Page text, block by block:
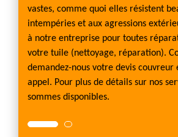
vastes, comme quoi elles résistent
intempéries et aux agressions
à notre entreprise pour toutes
votre tuile (nettoyage, réparation).
demandez-nous votre devis couvreur
appel. Pour plus de détails sur nos
sommes disponibles.